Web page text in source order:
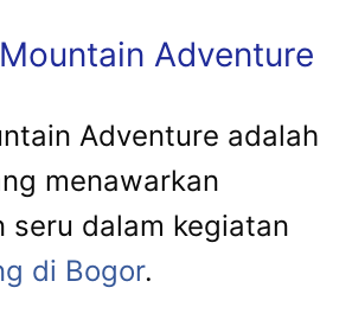
Adventure
Adventure adalah
menawarkan
seru dalam kegiatan
di Bogor.